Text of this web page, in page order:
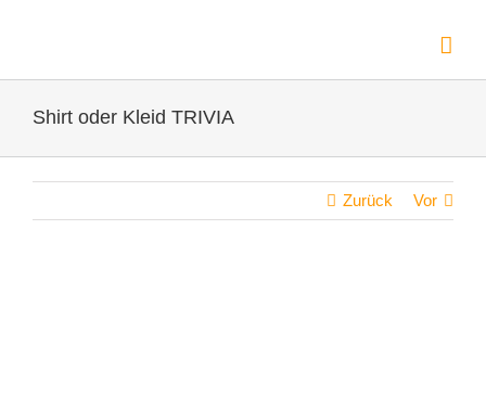
springen
Shirt oder Kleid TRIVIA
Zurück Vor